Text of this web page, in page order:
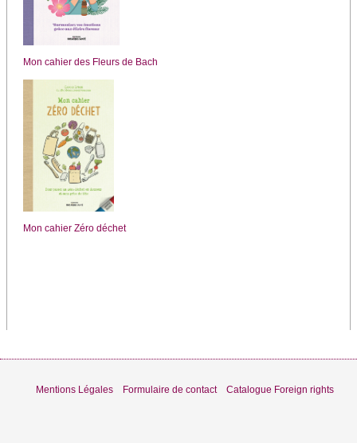
Mon cahier des Fleurs de Bach
Mon cahier Zéro déchet
Mentions Légales Formulaire de contact Catalogue Foreign rights